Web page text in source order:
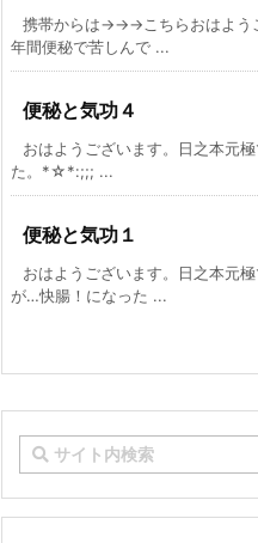
携帯からは→→→こちらおはよう
年間便秘で苦しんで ...
便秘と気功４
おはようございます。日之本元
た。*☆*:;;; ...
便秘と気功１
おはようございます。日之本元
が…快腸！になった ...